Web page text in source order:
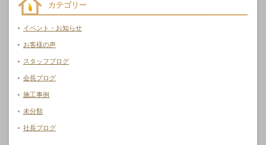
カテゴリー
イベント・お知らせ
お客様の声
スタッフブログ
会長ブログ
施工事例
未分類
社長ブログ